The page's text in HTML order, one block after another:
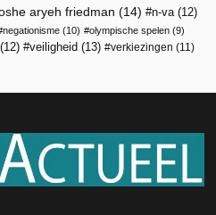
aryeh friedman (14) n-va (12)
negationisme (10) olympische spelen (9)
(12) veiligheid (13) verkiezingen (11)